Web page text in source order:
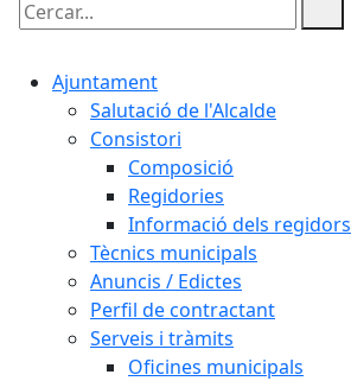
Cercar:
Ajuntament
Salutació de l'Alcalde
Consistori
Composició
Regidories
Informació dels regidors
Tècnics municipals
Anuncis / Edictes
Perfil de contractant
Serveis i tràmits
Oficines municipals